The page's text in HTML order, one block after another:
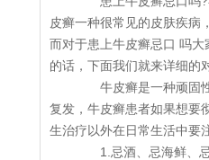
皮癣一种很常见的皮肤疾病
而对于患上牛皮癣忌口 吗
的话，下面我们就来详细的
牛皮癣是一种顽固性
复发，牛皮癣患者如果想要
生治疗以外在日常生活中要
1.忌酒、忌海鲜、忌